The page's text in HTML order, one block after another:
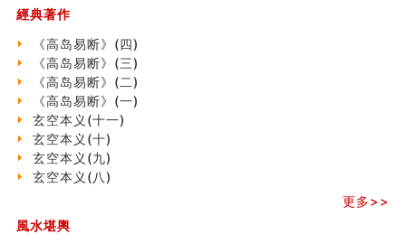
汽车风水
玄空本义(十)
六爻占卜预测考试结果
四墓库真诠
套房風水怎麼看？ 租屋風水禁忌有哪些？搬家禁忌要注
精选1500个五行属金的字
玄空本义(九)
八字十神与坐基关系详解
人的面相看财运
二0
二
六
(马)
二
二0
二
六
(马)
二
二○
二
六
(马)
二○
(马)
風
經典著作
《高岛易断》(四)
《高岛易断》(三)
《高岛易断》(二)
《高岛易断》(一)
玄空本义(十一)
玄空本义(十)
玄空本义(九)
玄空本义(八)
更多>>
風水堪輿